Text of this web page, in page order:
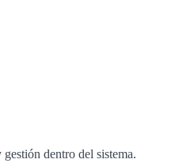
dentro del sistema.